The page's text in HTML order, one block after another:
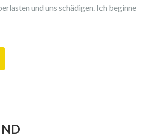
und uns schädigen. Ich beginne